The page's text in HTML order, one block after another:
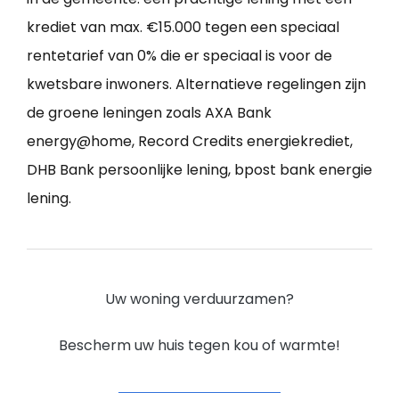
krediet van max. €15.000 tegen een speciaal
rentetarief van 0% die er speciaal is voor de
kwetsbare inwoners. Alternatieve regelingen zijn
de groene leningen zoals AXA Bank
energy@home, Record Credits energiekrediet,
DHB Bank persoonlijke lening, bpost bank energie
lening.
Uw woning verduurzamen?
Bescherm uw huis tegen kou of warmte!